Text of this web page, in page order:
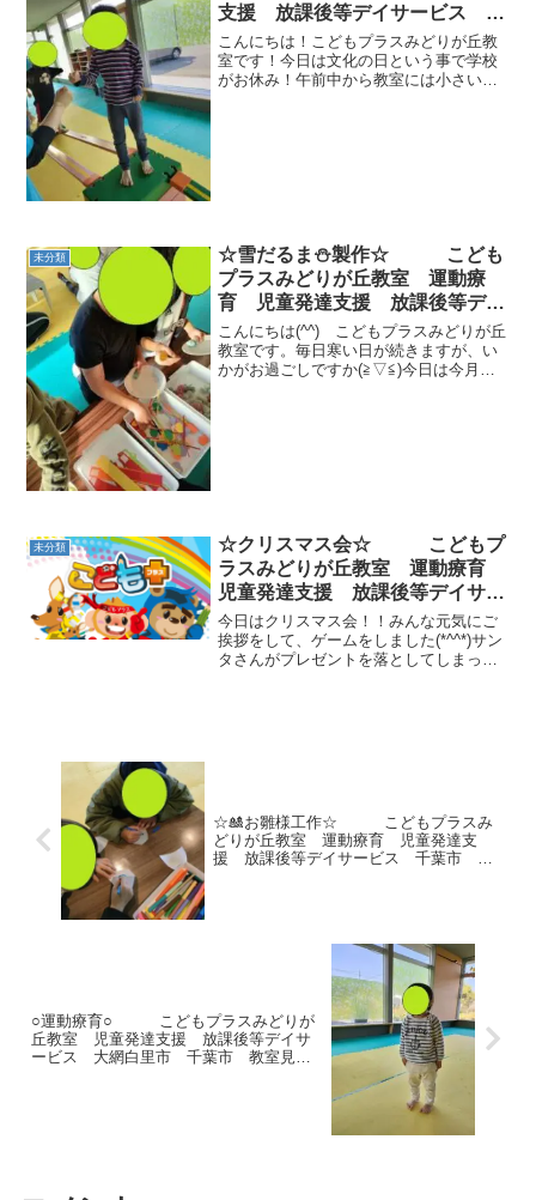
支援 放課後等デイサービス 大
網白里市 千葉市 教室見学・体
験
こんにちは！こどもプラスみどりが丘教
室です！今日は文化の日という事で学校
がお休み！午前中から教室には小さいお
未分類
☆雪だるま⛄製作☆ こども
プラスみどりが丘教室 運動療
育 児童発達支援 放課後等デイ
サービス 大網白里市 千葉市
教室見学・体験
こんにちは(^^) こどもプラスみどりが丘
教室です。毎日寒い日が続きますが、い
かがお過ごしですか(≧▽≦)今日は今月の
未分類
☆クリスマス会☆ こどもプ
ラスみどりが丘教室 運動療育
児童発達支援 放課後等デイサー
ビス 大網白里市 千葉市 教室
見学・体験
今日はクリスマス会！！みんな元気にご
挨拶をして、ゲームをしました(*^^*)サン
タさんがプレゼントを落としてしまった
☆🎎お雛様工作☆ こどもプラスみ
どりが丘教室 運動療育 児童発達支
援 放課後等デイサービス 千葉市 大
○運動療育○ こどもプラスみどりが
丘教室 児童発達支援 放課後等デイサ
ービス 大網白里市 千葉市 教室見